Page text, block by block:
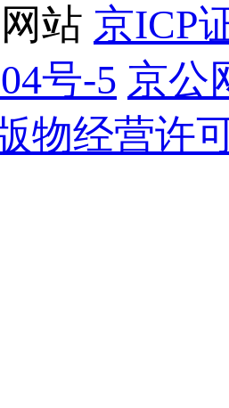
站 京ICP
号-5 京公
物经营许